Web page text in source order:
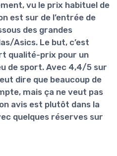
vu le prix habituel de
est sur de l’entrée de
des grandes
Asics. Le but, c’est
qualité-prix pour un
de sport. Avec 4,4/5 sur
dire que beaucoup de
mais ça ne veut pas
avis est plutôt dans la
quelques réserves sur